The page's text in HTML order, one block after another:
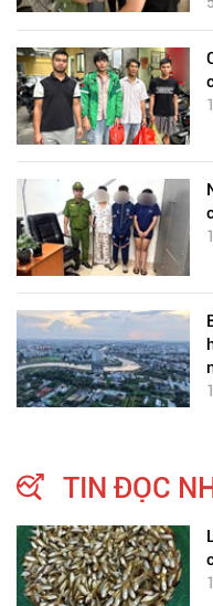
TIN ĐỌC